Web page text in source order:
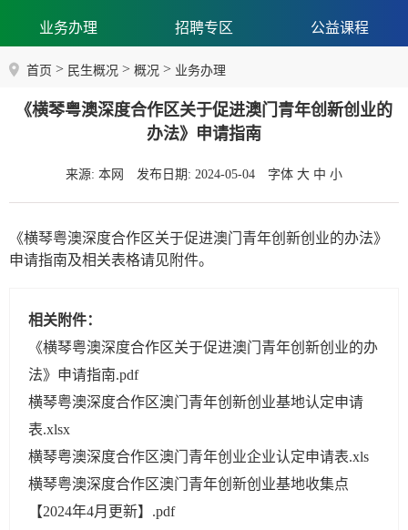
业务办理 招聘专区 公益课程
首页 > 民生概况 > 概况 > 业务办理
《横琴粤澳深度合作区关于促进澳门青年创新创业的
办法》申请指南
来源: 本网 发布日期: 2024-05-04 字体 大 中 小
《横琴粤澳深度合作区关于促进澳门青年创新创业的办法》
申请指南及相关表格请见附件。
相关附件：
《横琴粤澳深度合作区关于促进澳门青年创新创业的办
法》申请指南.pdf
横琴粤澳深度合作区澳门青年创新创业基地认定申请
表.xlsx
横琴粤澳深度合作区澳门青年创业企业认定申请表.xls
横琴粤澳深度合作区澳门青年创新创业基地收集点
【2024年4月更新】.pdf